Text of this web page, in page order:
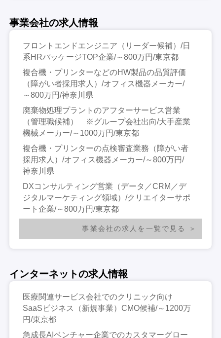
事業会社の求人情報
フロントエンドエンジニア（リーダー候補）/日
系HRパッケージTOP企業/～800万円/東京都
複合機・プリンターなどのHW製品の品質評価
（障がい者採用求人）/オフィス機器メーカー/
～800万円/神奈川県
廃棄物処理プラントのアフターサービス営業
（管理職候補） ※グループ会社出向/大手産業
機械メーカー/～1000万円/東京都
複合機・プリンターの点検審査業務（障がい者
採用求人）/オフィス機器メーカー/～800万円/
神奈川県
DXコンサルティング営業（データ／CRM／デ
ジタルマーケティング領域）/クリエイターサポ
ート企業/～800万円/東京都
事業会社の求人を一覧で見る
インターネットの求人情報
医療関連サービス会社でのクリニック向け
SaaSビジネス（新規事業）CMO候補/～1200万
円/東京都
急成長AIベンチャー企業でのカスタマーグロー